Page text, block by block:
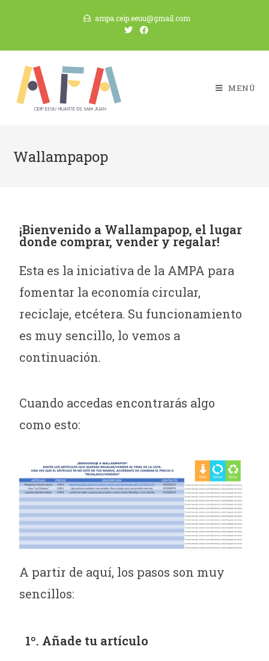
ampa.ceip.eeuu@gmail.com
MENÚ
Wallampapop
¡Bienvenido a Wallampapop, el lugar
donde comprar, vender y regalar!
Esta es la iniciativa de la AMPA para
fomentar la economía circular,
reciclaje, etcétera. Su funcionamiento
es muy sencillo, lo vemos a
continuación.
Cuando accedas encontrarás algo
como esto:
A partir de aquí, los pasos son muy
sencillos:
1º. Añade tu artículo